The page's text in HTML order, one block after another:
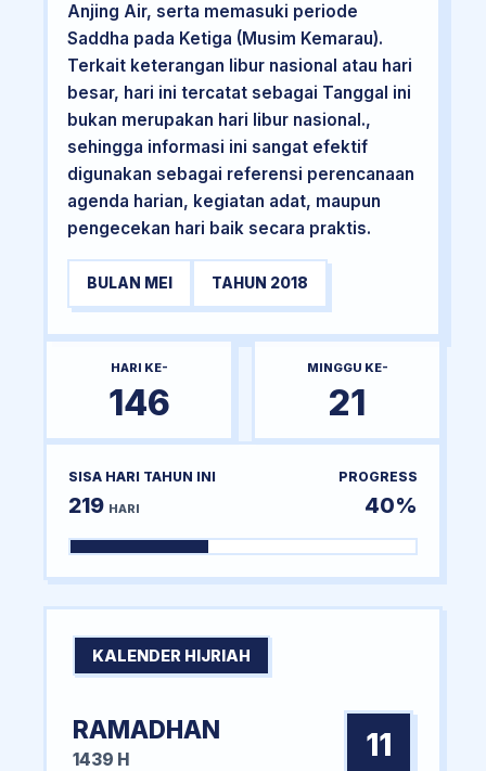
Anjing Air, serta memasuki periode
Saddha pada Ketiga (Musim Kemarau).
Terkait keterangan libur nasional atau hari
besar, hari ini tercatat sebagai Tanggal ini
bukan merupakan hari libur nasional.,
sehingga informasi ini sangat efektif
digunakan sebagai referensi perencanaan
agenda harian, kegiatan adat, maupun
pengecekan hari baik secara praktis.
BULAN MEI TAHUN 2018
HARI KE-
146
MINGGU KE-
21
SISA HARI TAHUN INI
219 HARI
PROGRESS
40%
KALENDER HIJRIAH
RAMADHAN
1439 H 11